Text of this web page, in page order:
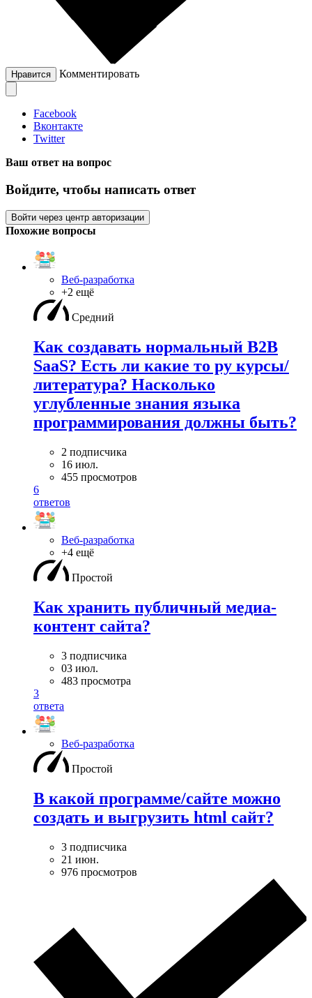
Нравится Комментировать
Facebook
Вконтакте
Twitter
Ваш ответ на вопрос
Войдите, чтобы написать ответ
Войти через центр авторизации
Похожие вопросы
Веб-разработка
+2 ещё
Средний
Как создавать нормальный B2B
SaaS? Есть ли какие то ру курсы/
литература? Насколько
углубленные знания языка
программирования должны быть?
2 подписчика
16 июл.
455 просмотров
6
ответов
Веб-разработка
+4 ещё
Простой
Как хранить публичный медиа-
контент сайта?
3 подписчика
03 июл.
483 просмотра
3
ответа
Веб-разработка
Простой
В какой программе/сайте можно
создать и выгрузить html сайт?
3 подписчика
21 июн.
976 просмотров